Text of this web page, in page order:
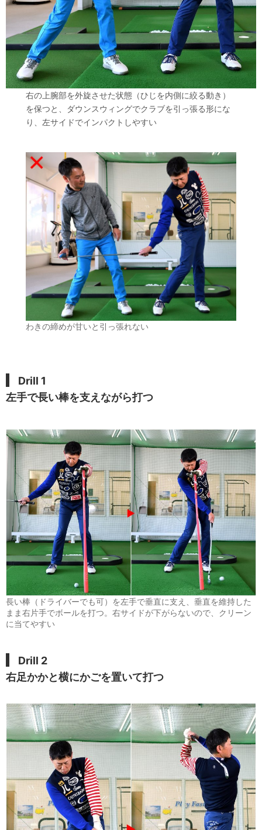
右の上腕部を外旋させた状態（ひじを内側に絞る動き）
を保つと、ダウンスウィングでクラブを引っ張る形にな
り、左サイドでインパクトしやすい
わきの締めが甘いと引っ張れない
Drill 1
左手で長い棒を支えながら打つ
長い棒（ドライバーでも可）を左手で垂直に支え、垂直を維持した
まま右片手でボールを打つ。右サイドが下がらないので、クリーン
に当てやすい
Drill 2
右足かかと横にかごを置いて打つ